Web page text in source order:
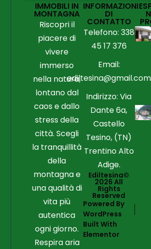
IMMOBILI IN
MONTAGNA
Riscopri il
piacere di
vivere
immerso
nella natura,
lontano dal
caos e dallo
stress della
città. Scegli
la tranquillità
della
montagna e
una qualità di
vita più
autentica
ogni giorno.
Respira aria
INFORMAZIONI
DI
CONTATTO
Telefono: 338
45 17 376
Email:
ediltesina@gmail.com
Indirizzo: Via
Dante 6a,
Castello
Tesino, (TN)
Trentino Alto
Adige.
Ediltesina©
2026 All
Rights
Reserved
Powered By
WordPress
Built With
Elementor